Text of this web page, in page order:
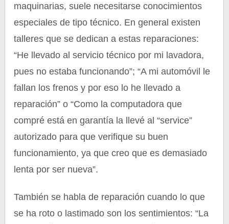
maquinarias, suele necesitarse conocimientos
especiales de tipo técnico. En general existen
talleres que se dedican a estas reparaciones:
“He llevado al servicio técnico por mi lavadora,
pues no estaba funcionando”; “A mi automóvil le
fallan los frenos y por eso lo he llevado a
reparación” o “Como la computadora que
compré está en garantía la llevé al “service”
autorizado para que verifique su buen
funcionamiento, ya que creo que es demasiado
lenta por ser nueva”.
También se habla de reparación cuando lo que
se ha roto o lastimado son los sentimientos: “La